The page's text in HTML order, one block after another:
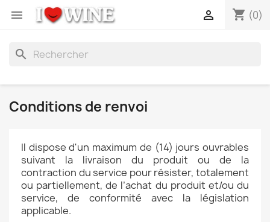
 shopping_cart (0)

search
Conditions de renvoi
Il dispose d'un maximum de (14) jours ouvrables
suivant la livraison du produit ou de la
contraction du service pour résister, totalement
ou partiellement, de l’achat du produit et/ou du
service, de conformité avec la législation
applicable.